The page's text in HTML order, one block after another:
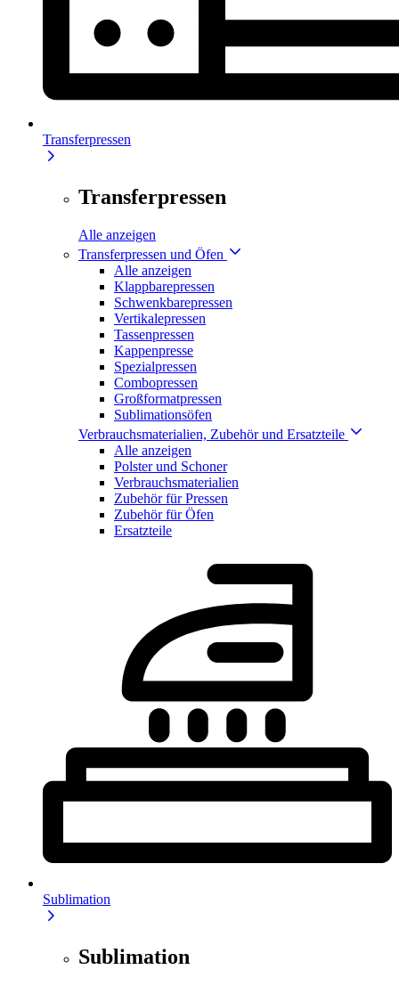
Transferpressen
Transferpressen
Alle anzeigen
Transferpressen und Öfen
Alle anzeigen
Klappbarepressen
Schwenkbarepressen
Vertikalepressen
Tassenpressen
Kappenpresse
Spezialpressen
Combopressen
Großformatpressen
Sublimationsöfen
Verbrauchsmaterialien, Zubehör und Ersatzteile
Alle anzeigen
Polster und Schoner
Verbrauchsmaterialien
Zubehör für Pressen
Zubehör für Öfen
Ersatzteile
Sublimation
Sublimation